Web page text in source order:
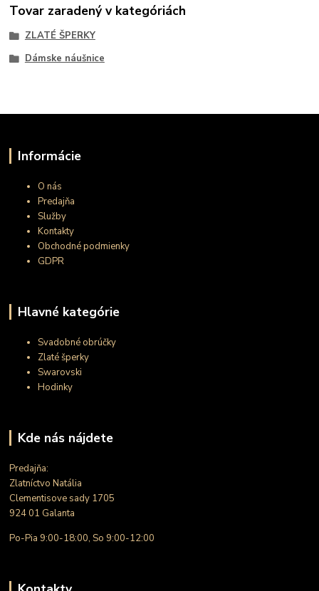
Tovar zaradený v kategóriách
ZLATÉ ŠPERKY
Dámske náušnice
Informácie
O nás
Predajňa
Služby
Kontakty
Obchodné podmienky
GDPR
Hlavné kategórie
Svadobné obrúčky
Zlaté šperky
Swarovski
Hodinky
Kde nás nájdete
Predajňa:
Zlatníctvo Natália
Clementisove sady 1705
924 01 Galanta
Po-Pia 9:00-18:00, So 9:00-12:00